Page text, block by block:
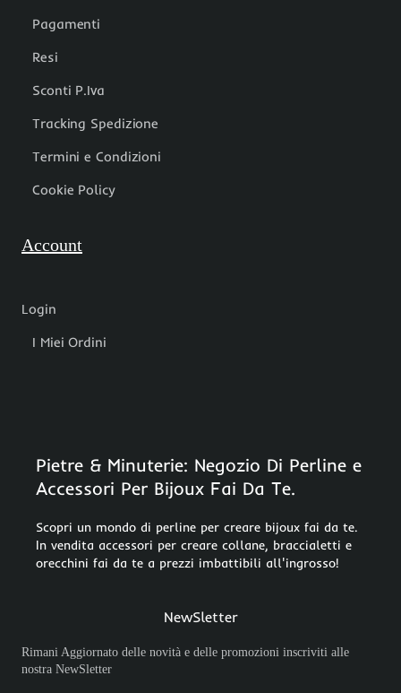
Pagamenti
Resi
Sconti P.Iva
Tracking Spedizione
Termini e Condizioni
Cookie Policy
Account
Login
I Miei Ordini
Pietre & Minuterie: Negozio Di Perline e
Accessori Per Bijoux Fai Da Te.
Scopri un mondo di perline per creare bijoux fai da te.
In vendita accessori per creare collane, braccialetti e
orecchini fai da te a prezzi imbattibili all'ingrosso!
NewSletter
Rimani Aggiornato delle novità e delle promozioni inscriviti alle
nostra NewSletter